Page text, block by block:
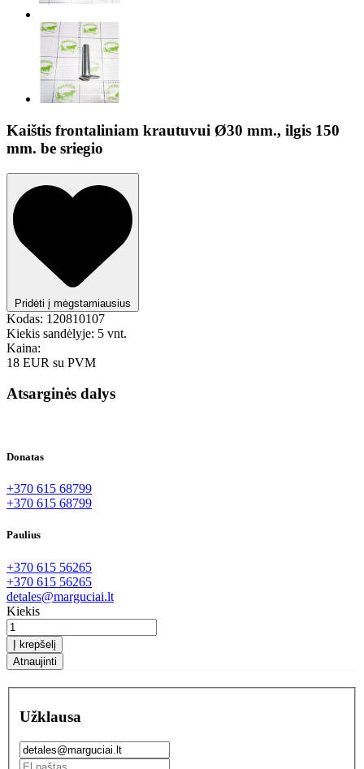
Kaištis frontaliniam krautuvui Ø30 mm., ilgis 150
mm. be sriegio
Pridėti į mėgstamiausius
Kodas: 120810107
Kiekis sandėlyje: 5 vnt.
Kaina:
18 EUR su PVM
Atsarginės dalys
Donatas
+370 615 68799
+370 615 68799
Paulius
+370 615 56265
+370 615 56265
detales@marguciai.lt
Kiekis
Į krepšelį
Užklausa